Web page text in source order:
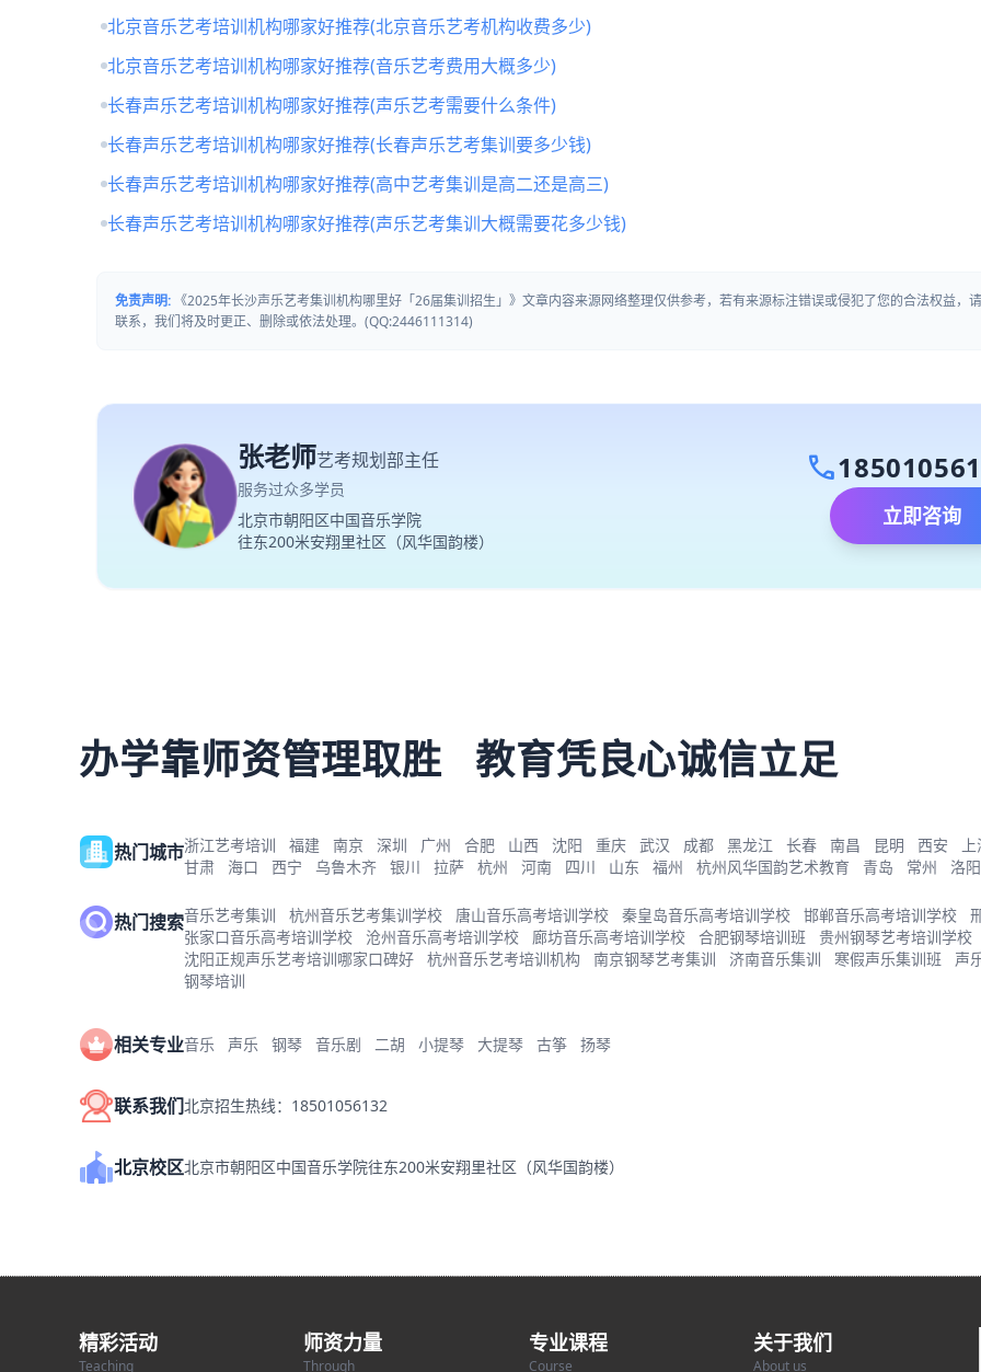
北京音乐艺考培训机构哪家好推荐(北京音乐艺考机构收费多少)
北京音乐艺考培训机构哪家好推荐(音乐艺考费用大概多少)
长春声乐艺考培训机构哪家好推荐(声乐艺考需要什么条件)
长春声乐艺考培训机构哪家好推荐(长春声乐艺考集训要多少钱)
长春声乐艺考培训机构哪家好推荐(高中艺考集训是高二还是高三)
长春声乐艺考培训机构哪家好推荐(声乐艺考集训大概需要花多少钱)
免责声明: 《2025年长沙声乐艺考集训机构哪里好「26届集训招生」》文章内容来源网络整理仅供参考，若有来源标注错误或侵犯了您的合法权益，
联系，我们将及时更正、删除或依法处理。(QQ:2446111314)
张老师艺考规划部主任
服务过众多学员
北京市朝阳区中国音乐学院
往东200米安翔里社区（风华国韵楼）
call
立即咨询
办学靠师资管理取胜 教育凭良心诚信立足
热门城市浙江艺考培训 福建 南京 深圳 广州 合肥 山西 沈阳 重庆 武汉 成都 黑龙江 长春 南昌 昆明 西安
甘肃
海口 西宁 乌鲁木齐 银川 拉萨 杭州 河南 四川 山东 福州 杭州风华国韵艺术教育 青岛 常州 洛阳
热门搜索音乐艺考集训 杭州音乐艺考集训学校 唐山音乐高考培训学校 秦皇岛音乐高考培训学校 邯郸音乐高考培训学校
张家口音乐高考培训学校
沧州音乐高考培训学校 廊坊音乐高考培训学校 合肥钢琴培训班
贵州钢琴艺考培训学校
沈阳正规声乐艺考培训哪家口碑好
杭州音乐艺考培训机构 南京钢琴艺考集训 济南音乐集训 寒假声乐集训班
声
钢琴培训
相关专业音乐 声乐 钢琴 音乐剧 二胡 小提琴 大提琴 古筝 扬琴
联系我们北京招生热线：18501056132
北京校区北京市朝阳区中国音乐学院往东200米安翔里社区（风华国韵楼）
精彩活动
Teaching
师资力量
Through
专业课程
Course
关于我们
About us